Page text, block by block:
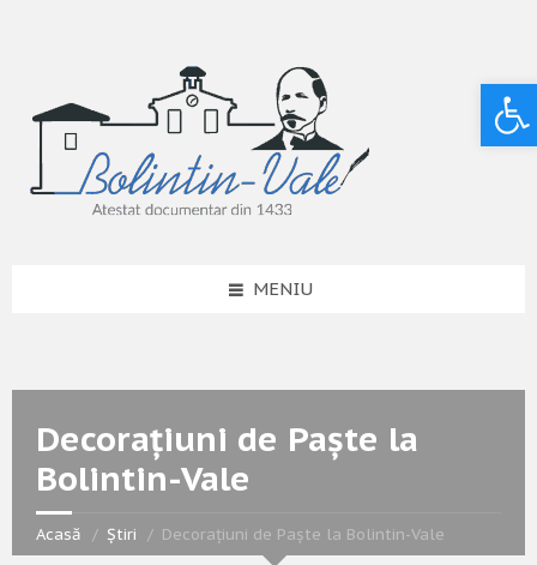
MENIU
Decorațiuni de Paște la
Bolintin-Vale
Acasă Știri Decorațiuni de Paște la Bolintin-Vale
Deschide bara de unelte